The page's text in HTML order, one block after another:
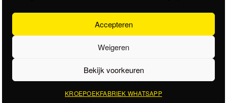
Accepteren
Weigeren
Bekijk voorkeuren
KROEPOEKFABRIEK WHATSAPP